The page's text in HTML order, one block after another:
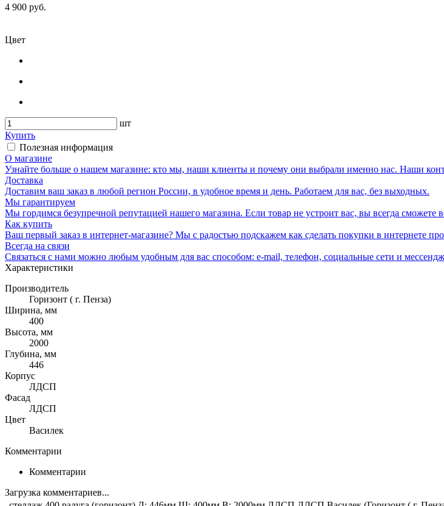
4 900 руб.
Цвет
шт
Купить
Полезная информация
О магазине
Узнайте больше о нашем магазине: кто мы, наши клиенты и почему они выбрали именно нас. Наши
Доставка
Доставим ваш заказ в любой регион России, в удобное время и день. Работаем для вас, без выходных.
Мы гарантируем
Мы гордимся безупречной репутацией нашего магазина. Если товар не устроит вас, вы всегда сможете
Как купить
Ваш первый заказ в интернет-магазине? Мы с радостью подскажем как сделать покупки в интернете
Всегда на связи
Связаться с нами можно любым удобным для вас способом: e-mail, телефон, социальные сети и
Характеристики
Производитель
Горизонт ( г. Пенза)
Ширина, мм
400
Высота, мм
2000
Глубина, мм
446
Корпус
ЛДСП
Фасад
ЛДСП
Цвет
Василек
Комментарии
Комментарии
Загрузка комментариев...